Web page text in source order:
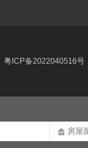
粤ICP备2022040516号